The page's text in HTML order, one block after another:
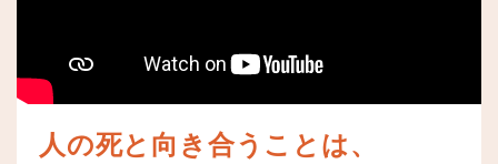
人の死と向き合うことは、